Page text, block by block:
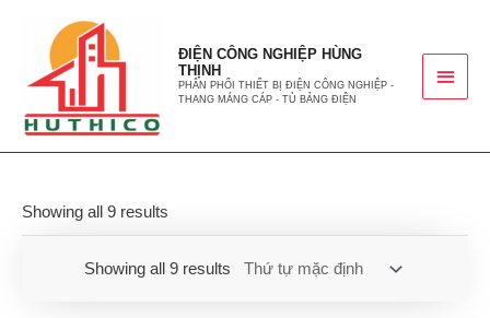
ĐIỆN CÔNG NGHIỆP HÙNG
THỊNH
PHÂN PHỐI THIẾT BỊ ĐIỆN CÔNG NGHIỆP -
THANG MÁNG CÁP - TỦ BẢNG ĐIỆN
Showing all 9 results
Showing all 9 results